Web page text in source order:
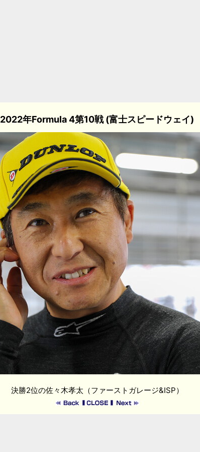
2022年Formula 4第10戦 (富士スピードウェイ)
決勝2位の佐々木孝太（ファーストガレージ&ISP）